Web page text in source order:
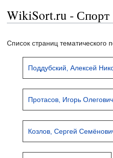
WikiSort.ru - Спорт
Список страниц тематического
Поддубский, Алексей
Протасов, Игорь Олегович
Козлов, Сергей